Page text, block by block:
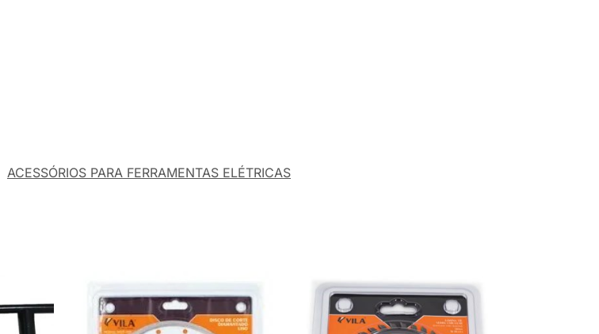
ACESSÓRIOS PARA FERRAMENTAS ELÉTRICAS